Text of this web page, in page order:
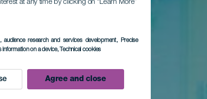
at any time by clicking on “Learn More”
research and services development, Precise
on a device, Technical cookies
Agree and close